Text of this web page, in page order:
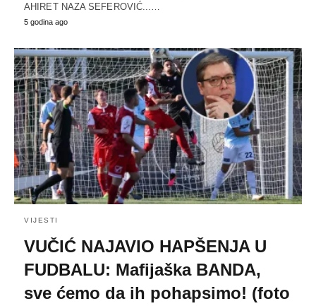
AHIRET NAZA SEFEROVIĆ...…
5 godina ago
VIJESTI
VUČIĆ NAJAVIO HAPŠENJA U
FUDBALU: Mafijaška BANDA,
sve ćemo da ih pohapsimo! (foto